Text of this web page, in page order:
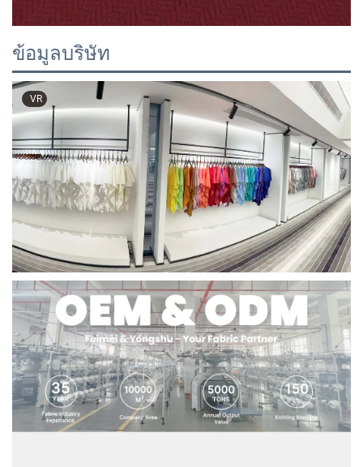
ข้อมูลบริษัท
VR